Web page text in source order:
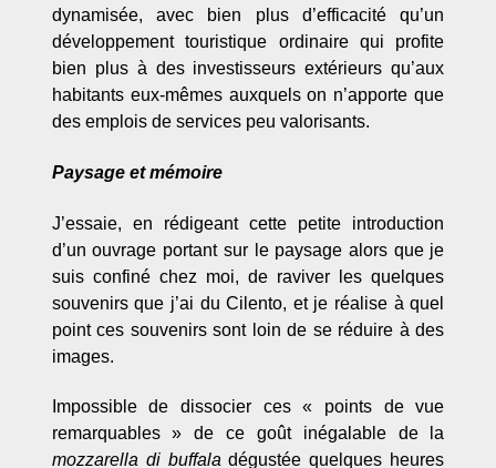
dynamisée, avec bien plus d’efficacité qu’un
développement touristique ordinaire qui profite
bien plus à des investisseurs extérieurs qu’aux
habitants eux-mêmes auxquels on n’apporte que
des emplois de services peu valorisants.
Paysage et mémoire
J’essaie, en rédigeant cette petite introduction
d’un ouvrage portant sur le paysage alors que je
suis confiné chez moi, de raviver les quelques
souvenirs que j’ai du Cilento, et je réalise à quel
point ces souvenirs sont loin de se réduire à des
images.
Impossible de dissocier ces « points de vue
remarquables » de ce goût inégalable de la
mozzarella di buffala dégustée quelques heures